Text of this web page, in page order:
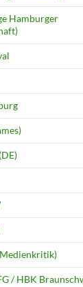
Hamburger
/ HBK